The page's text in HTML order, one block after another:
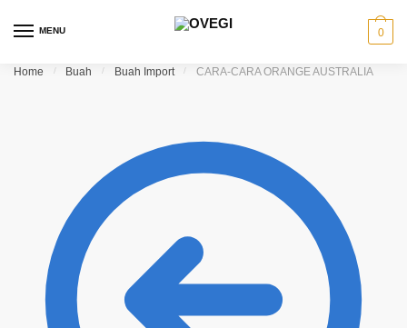
MENU 0
Home / Buah / Buah Import / CARA-CARA ORANGE AUSTRALIA